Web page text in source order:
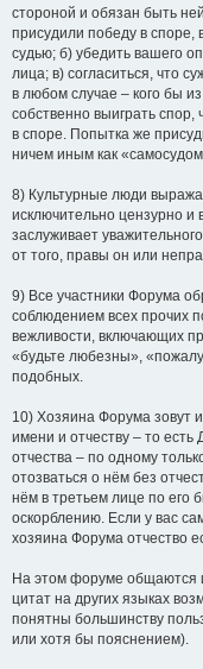
стороной и обязан быть
присудили победу в споре,
судью; б) убедить вашего
лица; в) согласиться, что
в любом случае – кого бы
собственно выиграть
в споре. Попытка же
ничем иным как
8) Культурные люди
исключительно цензурно
заслуживает
от того, правы он или
9) Все участники Форума
соблюдением всех прочих
вежливости, включающих
«будьте любезны»,
подобных.
10) Хозяина Форума зовут
имени и отчеству – то есть
отчества – по одному
отозваться о нём без
нём в третьем лице по его
оскорблению. Если у вас
хозяина Форума отчество
На этом форуме общаются
цитат на других языках
понятны большинству
или хотя бы пояснением).